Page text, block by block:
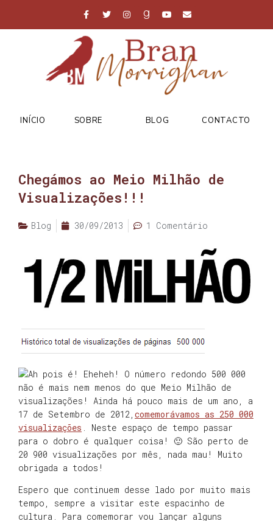
INÍCIO SOBRE BLOG CONTACTO
Chegámos ao Meio Milhão de
Visualizações!!!
Blog 30/09/2013 1 Comentário
Ah pois é! Eheheh! O número redondo 500 000
não é mais nem menos do que Meio Milhão de
visualizações! Ainda há pouco mais de um ano, a
17 de Setembro de 2012, comemorávamos as 250 000
visualizações . Neste espaço de tempo passar
para o dobro é qualquer coisa! 🙂 São perto de
20 900 visualizações por mês, nada mau! Muito
obrigada a todos!
Espero que continuem desse lado por muito mais
tempo, sempre a visitar este espacinho de
cultura. Para comemorar vou lançar alguns